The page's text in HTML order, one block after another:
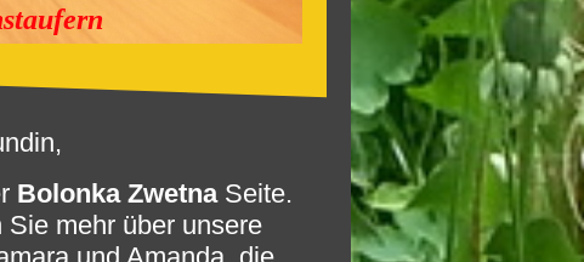
Bolonka ZwetnaSeite.
mehr über unsere